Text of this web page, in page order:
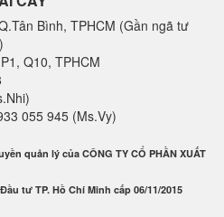
Bình, TPHCM (Gần ngã tư
Q10, TPHCM
055 945 (Ms.Vy)
quản lý của CÔNG TY CỔ PHẦN XUẤT
tư TP. Hồ Chí Minh cấp 06/11/2015